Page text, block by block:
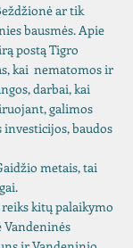
ar tik
bausmės. Apie
postą Tigro
kai  nematomos ir
darbai, kai
galimos
baudos
metais, tai
kitų palaikymo
Vandeninės